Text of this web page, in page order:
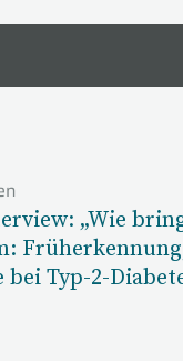
„Wie
Typ-2-